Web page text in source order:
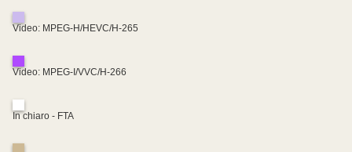
Video: MPEG-H/HEVC/H-265
Video: MPEG-I/VVC/H-266
In chiaro - FTA